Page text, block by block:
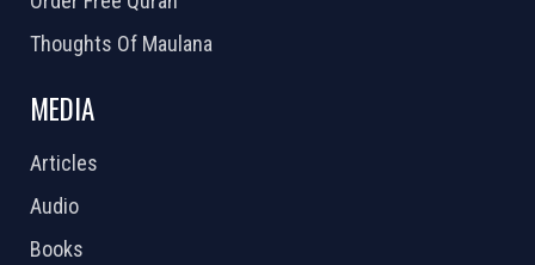
Thoughts Of Maulana
MEDIA
Articles
Audio
Books